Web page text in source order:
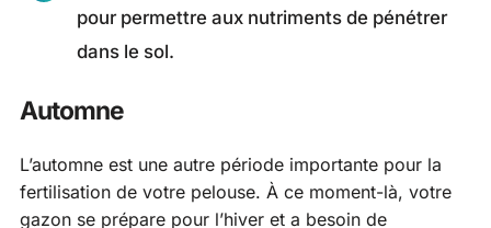
pour permettre aux nutriments de pénétrer
dans le sol.
Automne
L’automne est une autre période importante pour la
fertilisation de votre pelouse. À ce moment-là, votre
gazon se prépare pour l’hiver et a besoin de